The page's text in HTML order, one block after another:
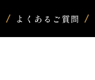
よくあるご質問